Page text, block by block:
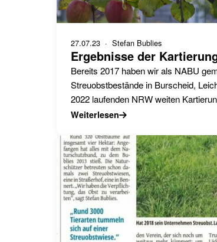
27.07.23 · Stefan Bublies
Ergebnisse der
Bereits 2017 haben wir als NABU
Streuobstbestände in Burscheid,
2022 laufenden NRW weiten
Weiterlesen